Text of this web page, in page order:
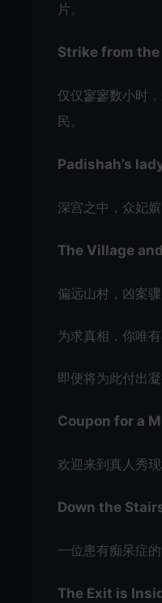
片。
Strike from the
仅仅寥寥数小时
民。
Padishah’s
深宫之中，众妃
The Village
偏远山村，凶案
为求真相，你唯
即便将为此付出凝
Coupon for a
欢迎来到真人秀
Down the
一位患有痴呆症
The Exit is